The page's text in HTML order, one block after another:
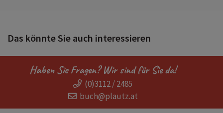
Das könnte Sie auch interessieren
Haben Sie Fragen? Wir sind für Sie da!
(0)3112 / 2485
buch@plautz.at